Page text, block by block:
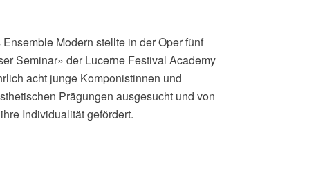
Modern stellte in der Oper fünf
Seminar» der Lucerne Festival Academy
acht junge Komponistinnen und
Prägungen ausgesucht und von
Individualität gefördert.